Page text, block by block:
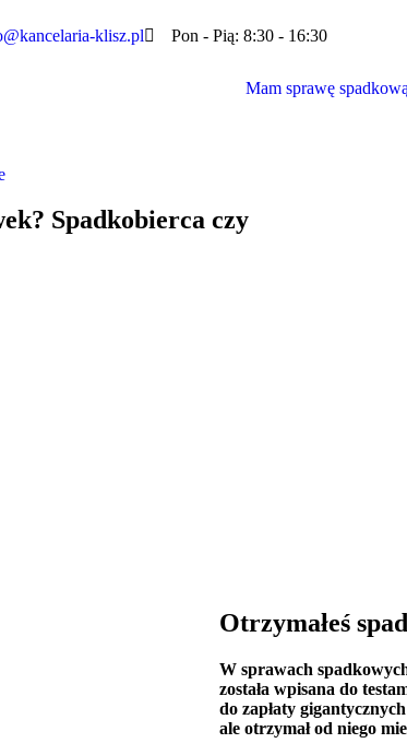
klisz.pl Pon - Pią: 8:30 - 16:30
Mam sprawę spadkową
Spadkobierca czy
Otrzymałeś
W sprawach
została wpisana do
do zapłaty
ale otrzymał od niego